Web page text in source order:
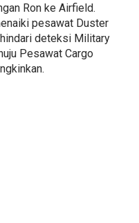
Ron ke Airfield.
pesawat Duster
deteksi Military
Pesawat Cargo